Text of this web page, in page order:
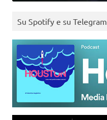
Su Spotify e su Telegram